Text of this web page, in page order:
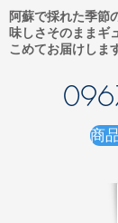
阿蘇で採れた季節
味しさそのままギ
こめてお届けしま
商